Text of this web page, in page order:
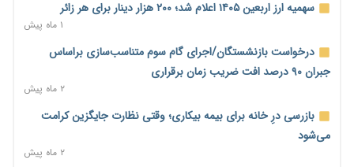
احتمال اختلال ۲۴ ساعته در سامانه‌های تأمین اجتماعی
۲ روز پیش
آغاز اجرای پایلوت «ردا کارت» برای دانشجویان تحصیلات تکمیلی
محدودیت تازه برای شبکه بانکی؛ افزایش سپرده قانونی با هدف
کنترل تورم
ترمز تولید خودرو کشیده شد؛ افت ۲۵ درصدی تیراژ ایران‌خودرو،
سهمیه ارز اربعین ۱۴۰۵ اعلام شد؛ ۲۰۰ هزار دینار برای هر زائر
۱ ماه پیش
درخواست بازنشستگان/اجرای گام سوم متناسب‌سازی براساس
جبران ۹۰ درصد افت ضریب زمان برقراری
۲ ماه پیش
بازرسی درِ خانه برای بیمه بیکاری؛ وقتی نظارت جایگزین کرامت
می‌شود
۲ ماه پیش